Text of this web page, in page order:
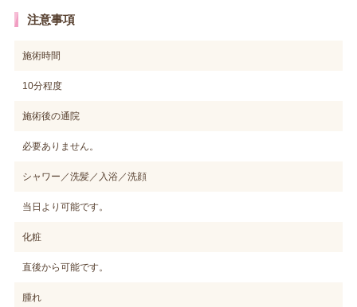
注意事項
施術時間
10分程度
施術後の通院
必要ありません。
シャワー／洗髪／入浴／洗顔
当日より可能です。
化粧
直後から可能です。
腫れ